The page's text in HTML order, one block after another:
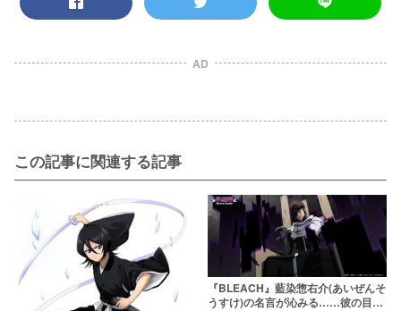
AD
この記事に関連する記事
『BLEACH』藍染惣右介(あいぜんそ
うすけ)の名言が沁みる……彼の目的